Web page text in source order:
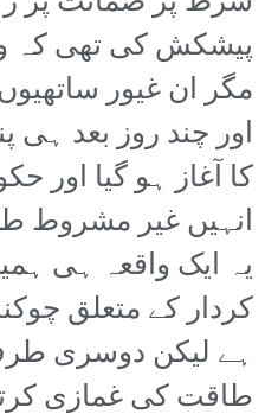
پیشکش کی تھی کہ
مگر ان غیور
اور چند روز بعد ہی
کا آغاز ہو گیا اور
انہیں غیر مشروط
یہ ایک واقعہ ہی
کردار کے متعلق
ہے لیکن دوسری
طاقت کی غمازی